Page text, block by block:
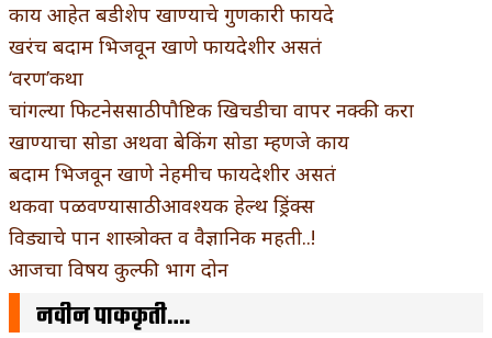
काय आहेत बडीशेप खाण्याचे गुणकारी फायदे
खरंच बदाम भिजवून खाणे फायदेशीर असतं
‘वरण’कथा
चांगल्या फिटनेससाठी पौष्टिक खिचडीचा वापर नक्की करा
खाण्याचा सोडा अथवा बेकिंग सोडा म्हणजे काय
बदाम भिजवून खाणे नेहमीच फायदेशीर असतं
थकवा पळवण्यासाठी आवश्यक हेल्थ ड्रिंक्स
विड्याचे पान शास्त्रोक्त व वैज्ञानिक महती..!
आजचा विषय कुल्फी भाग दोन
नवीन पाककृती….